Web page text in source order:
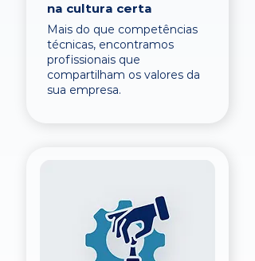
na cultura certa
Mais do que competências
técnicas, encontramos
profissionais que
compartilham os valores da
sua empresa.